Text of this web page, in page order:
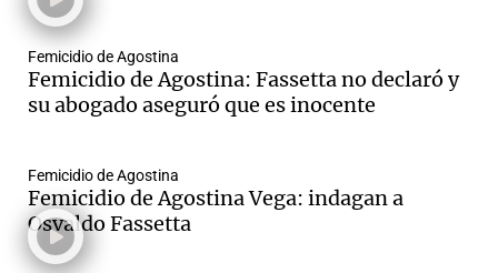
Femicidio de Agostina
Femicidio de Agostina: Fassetta no declaró y
su abogado aseguró que es inocente
Femicidio de Agostina
Femicidio de Agostina Vega: indagan a
Osvaldo Fassetta